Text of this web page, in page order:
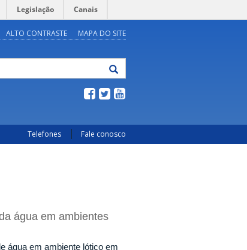
Legislação Canais
ALTO CONTRASTE MAPA DO SITE
Telefones Fale conosco
água em ambientes
água em ambiente lótico em